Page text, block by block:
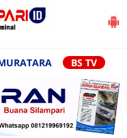
BS TV